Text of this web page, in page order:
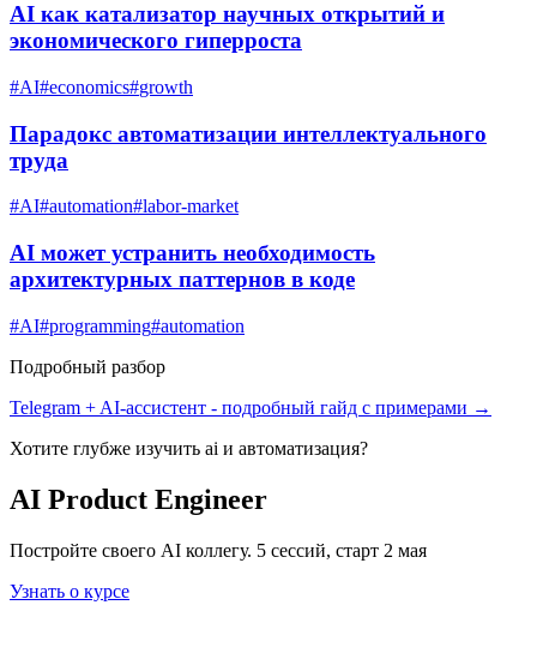
AI как катализатор научных открытий и
экономического гиперроста
#AI#economics#growth
Парадокс автоматизации интеллектуального
труда
#AI#automation#labor-market
AI может устранить необходимость
архитектурных паттернов в коде
#AI#programming#automation
Подробный разбор
Telegram + AI-ассистент - подробный гайд с примерами →
Хотите глубже изучить ai и автоматизация?
AI Product Engineer
Постройте своего AI коллегу. 5 сессий, старт 2 мая
Узнать о курсе